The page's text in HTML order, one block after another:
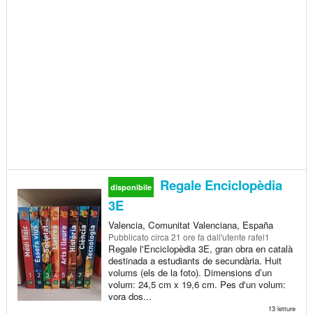
disponibile
Regale Enciclopèdia
3E
Valencia, Comunitat Valenciana, España
Pubblicato circa 21 ore fa dall'utente rafel1
Regale l'Enciclopèdia 3E, gran obra en català
destinada a estudiants de secundària. Huit
volums (els de la foto). Dimensions d’un
volum: 24,5 cm x 19,6 cm. Pes d'un volum:
vora dos...
13 letture